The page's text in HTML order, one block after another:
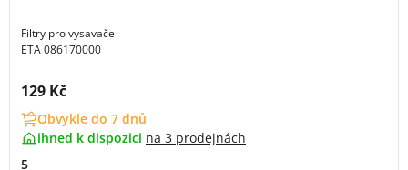
Filtry pro vysavače
ETA 086170000
Cena s DPH:
129 Kč
Obvykle do 7 dnů
ihned k dispozici na 3 prodejnách
5